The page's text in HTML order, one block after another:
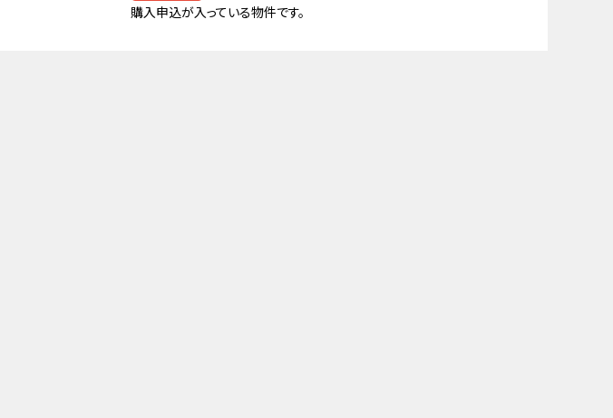
購入申込が入っている物件です。